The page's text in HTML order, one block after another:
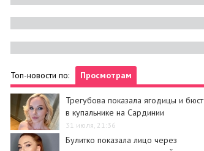
Топ-новости по: Просмотрам
Трегубова показала ягодицы и бюст
в купальнике на Сардинии
31 июля, 21:36
Булитко показала лицо через